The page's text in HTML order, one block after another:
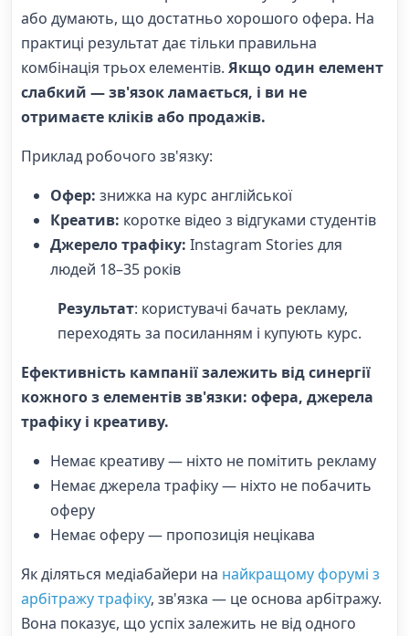
або думають, що достатньо хорошого офера. На
практиці результат дає тільки правильна
комбінація трьох елементів. Якщо один елемент
слабкий — зв'язок ламається, і ви не
отримаєте кліків або продажів.
Приклад робочого зв'язку:
Офер: знижка на курс англійської
Креатив: коротке відео з відгуками студентів
Джерело трафіку: Instagram Stories для
людей 18–35 років
Результат: користувачі бачать рекламу,
переходять за посиланням і купують курс.
Ефективність кампанії залежить від синергії
кожного з елементів зв'язки: офера, джерела
трафіку і креативу.
Немає креативу — ніхто не помітить рекламу
Немає джерела трафіку — ніхто не побачить
оферу
Немає оферу — пропозиція нецікава
Як діляться медіабайери на найкращому форумі з
арбітражу трафіку, зв'язка — це основа арбітражу.
Вона показує, що успіх залежить не від одного